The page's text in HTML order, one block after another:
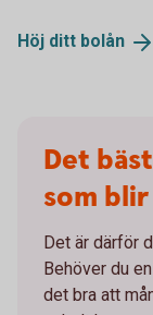
Höj ditt bolån
Det
som blir
Det är därför
Behöver du
det bra att